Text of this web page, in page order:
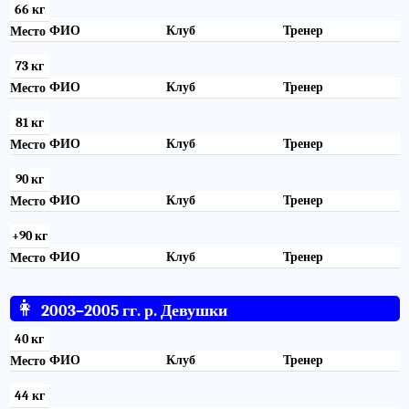
66 кг
Место ФИО Клуб Тренер
73 кг
Место ФИО Клуб Тренер
81 кг
Место ФИО Клуб Тренер
90 кг
Место ФИО Клуб Тренер
+90 кг
Место ФИО Клуб Тренер
👩 2003–2005 гг. р. Девушки
40 кг
Место ФИО Клуб Тренер
44 кг